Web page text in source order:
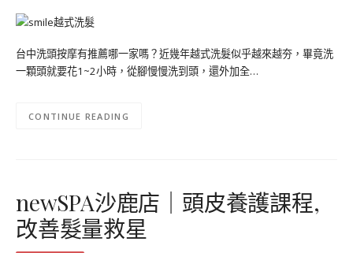
台中洗頭按摩有推薦哪一家嗎？近幾年越式洗髮似乎越來越夯，畢竟洗
一顆頭就要花1~2小時，從腳慢慢洗到頭，還外加全…
CONTINUE READING
newSPA沙鹿店｜頭皮養護課程,
改善髮量救星